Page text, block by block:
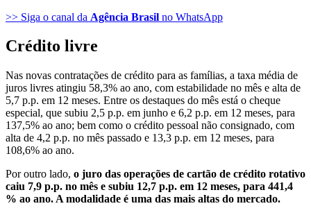
>> Siga o canal da Agência Brasil no WhatsApp
Crédito livre
Nas novas contratações de crédito para as famílias, a taxa média de
juros livres atingiu 58,3% ao ano, com estabilidade no mês e alta de
5,7 p.p. em 12 meses. Entre os destaques do mês está o cheque
especial, que subiu 2,5 p.p. em junho e 6,2 p.p. em 12 meses, para
137,5% ao ano; bem como o crédito pessoal não consignado, com
alta de 4,2 p.p. no mês passado e 13,3 p.p. em 12 meses, para
108,6% ao ano.
Por outro lado, o juro das operações de cartão de crédito rotativo
caiu 7,9 p.p. no mês e subiu 12,7 p.p. em 12 meses, para 441,4
% ao ano. A modalidade é uma das mais altas do mercado.